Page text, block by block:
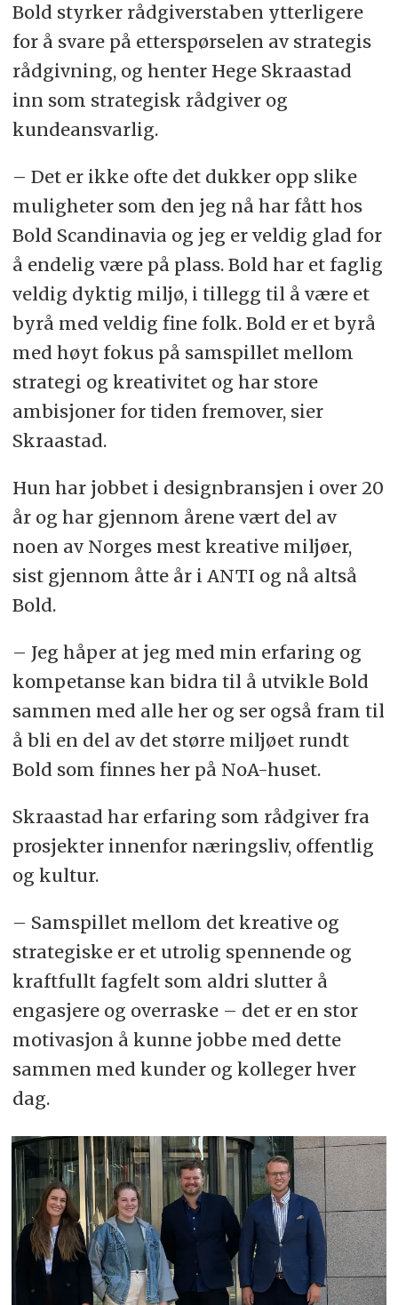
Bold styrker rådgiverstaben ytterligere
for å svare på etterspørselen av strategis
rådgivning, og henter Hege Skraastad
inn som strategisk rådgiver og
kundeansvarlig.
– Det er ikke ofte det dukker opp slike
muligheter som den jeg nå har fått hos
Bold Scandinavia og jeg er veldig glad for
å endelig være på plass. Bold har et faglig
veldig dyktig miljø, i tillegg til å være et
byrå med veldig fine folk. Bold er et byrå
med høyt fokus på samspillet mellom
strategi og kreativitet og har store
ambisjoner for tiden fremover, sier
Skraastad.
Hun har jobbet i designbransjen i over 20
år og har gjennom årene vært del av
noen av Norges mest kreative miljøer,
sist gjennom åtte år i ANTI og nå altså
Bold.
– Jeg håper at jeg med min erfaring og
kompetanse kan bidra til å utvikle Bold
sammen med alle her og ser også fram til
å bli en del av det større miljøet rundt
Bold som finnes her på NoA-huset.
Skraastad har erfaring som rådgiver fra
prosjekter innenfor næringsliv, offentlig
og kultur.
– Samspillet mellom det kreative og
strategiske er et utrolig spennende og
kraftfullt fagfelt som aldri slutter å
engasjere og overraske – det er en stor
motivasjon å kunne jobbe med dette
sammen med kunder og kolleger hver
dag.